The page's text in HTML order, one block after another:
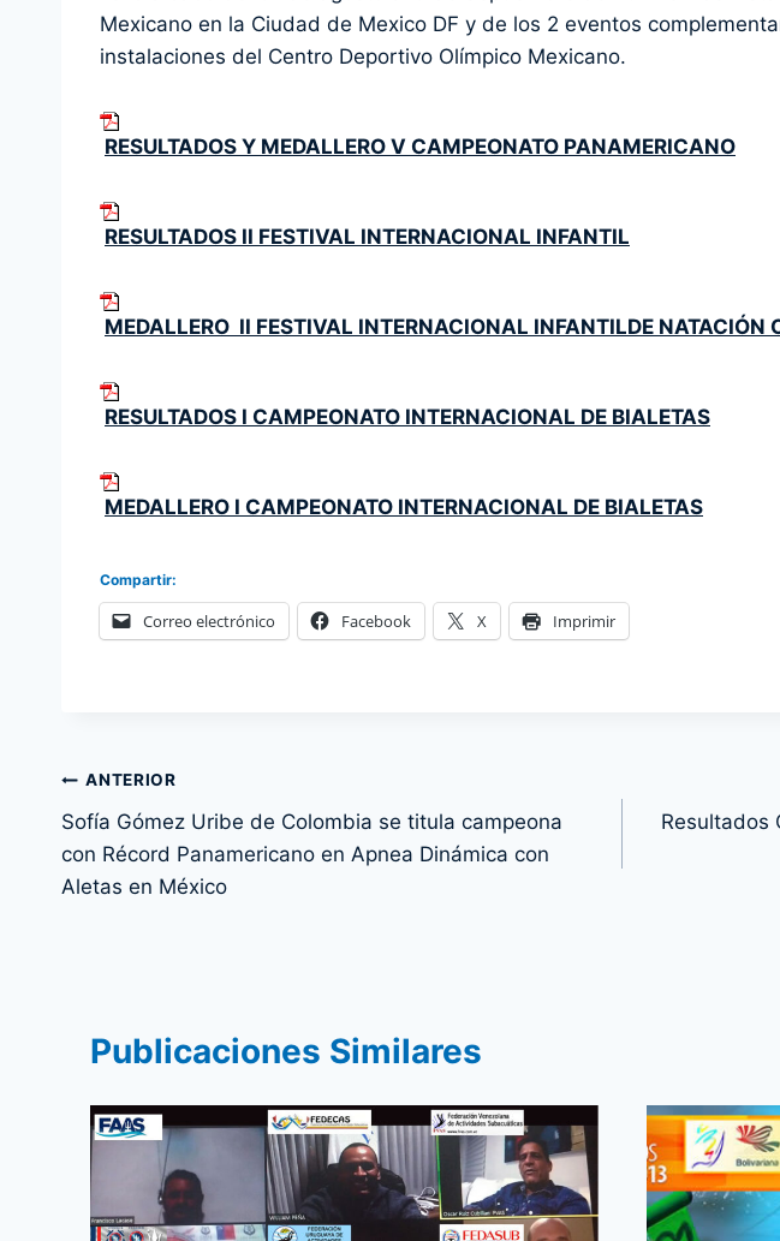
Mexicano en la Ciudad de Mexico DF y de los 2 eventos
instalaciones del Centro Deportivo Olímpico Mexicano.
RESULTADOS Y MEDALLERO V CAMPEONATO PANAMERICANO
RESULTADOS II FESTIVAL INTERNACIONAL INFANTIL
MEDALLERO II FESTIVAL INTERNACIONAL INFANTILDE NATACIÓN
RESULTADOS I CAMPEONATO INTERNACIONAL DE BIALETAS
MEDALLERO I CAMPEONATO INTERNACIONAL DE BIALETAS
Compartir:
Correo electrónico Facebook X Imprimir
Navegación
de
entradas
ANTERIOR
Sofía Gómez Uribe de Colombia se titula campeona
con Récord Panamericano en Apnea Dinámica con
Aletas en México
Resultados
Publicaciones Similares